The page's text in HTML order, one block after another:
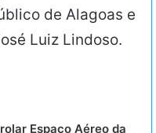
de Alagoas e
Luiz Lindoso.
Espaço Aéreo da